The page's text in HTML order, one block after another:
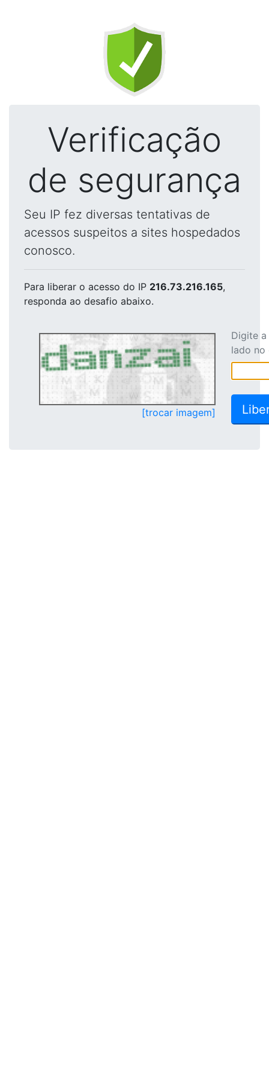
Verificação
de segurança
Seu IP fez diversas tentativas de
acessos suspeitos a sites hospedados
conosco.
Para liberar o acesso do IP 216.73.216.165,
responda ao desafio abaixo.
[trocar imagem]
Digite
lado no